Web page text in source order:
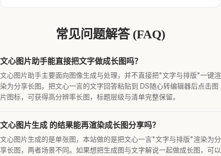
常见问题解答 (FAQ)
文心图片助手能直接把文字做成长图吗？
文心图片助手主要面向图像生成与处理，并不直接把"文字与排版"一键渲
染为分享长图。把文心一言的文字回答粘贴到 DS随心转编辑器后点击图
片图标，可获得高分辨率长图，标题层级与清单完整保留。
文心图片生成 的结果能再渲染成长图分享吗？
文心图片生成的是单张图，本站做的是把文心一言"文字与排版"渲染为分
享长图，两者场景不同。如果想把生成图与文字解说一起做成长图，可以